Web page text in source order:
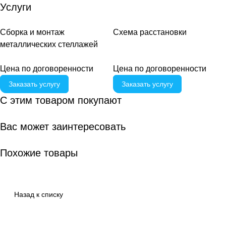
Услуги
Сборка и монтаж
металлических стеллажей
Цена по договоренности
Заказать услугу
Схема расстановки
Цена по договоренности
Заказать услугу
С этим товаром покупают
Вас может заинтересовать
Похожие товары
Назад к списку